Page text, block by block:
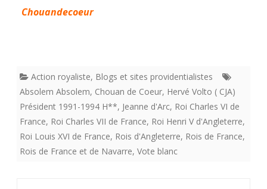
Chouandecoeur
Action royaliste, Blogs et sites providentialistes
Absolem Absolem, Chouan de Coeur, Hervé Volto ( CJA)
Président 1991-1994 H**, Jeanne d'Arc, Roi Charles VI de
France, Roi Charles VII de France, Roi Henri V d'Angleterre,
Roi Louis XVI de France, Rois d'Angleterre, Rois de France,
Rois de France et de Navarre, Vote blanc